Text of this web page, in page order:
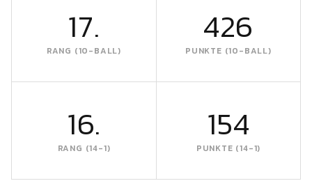
17.
RANG (10-BALL)
426
PUNKTE (10-BALL)
16.
RANG (14-1)
154
PUNKTE (14-1)